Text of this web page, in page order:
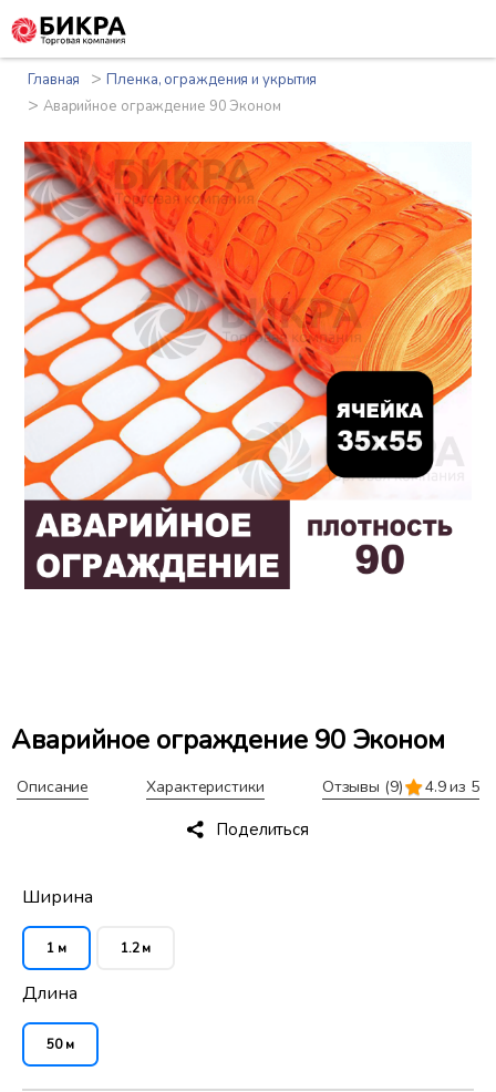
Главная >Пленка, ограждения и укрытия
> Аварийное ограждение 90 Эконом
Аварийное ограждение 90 Эконом
Описание Характеристики Отзывы (9) 4.9 из 5
Поделиться
Ширина
1 м 1.2 м
Длина
50 м